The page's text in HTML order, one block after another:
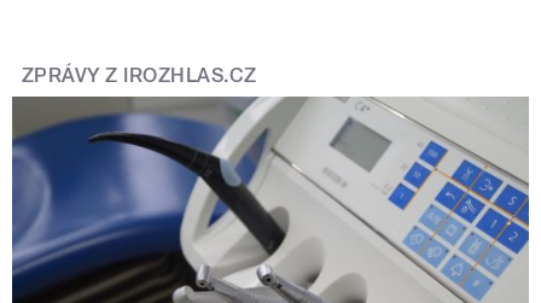
ZPRÁVY Z IROZHLAS.CZ